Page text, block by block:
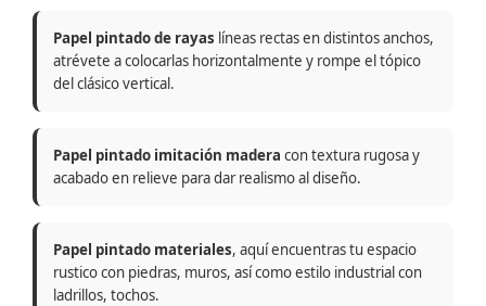
Papel pintado de rayas líneas rectas en distintos anchos,
atrévete a colocarlas horizontalmente y rompe el tópico
del clásico vertical.
Papel pintado imitación madera con textura rugosa y
acabado en relieve para dar realismo al diseño.
Papel pintado materiales, aquí encuentras tu espacio
rustico con piedras, muros, así como estilo industrial con
ladrillos, tochos.